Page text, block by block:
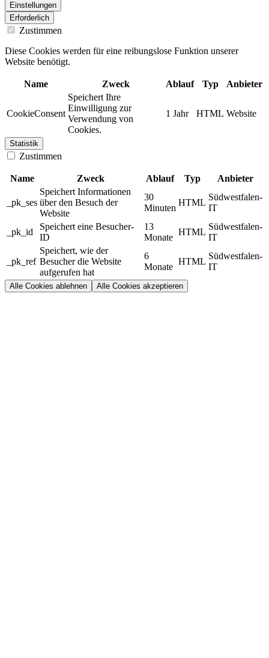
Einstellungen
Erforderlich
Zustimmen
Diese Cookies werden für eine reibungslose Funktion unserer
Website benötigt.
Name Zweck Ablauf Typ Anbieter
CookieConsent
Speichert Ihre
Einwilligung zur
Verwendung von
Cookies.
1 Jahr HTML Website
Statistik
Zustimmen
Name Zweck Ablauf Typ Anbieter
_pk_ses
Speichert Informationen
über den Besuch der
Website
30
Minuten
HTML
Südwestfalen-
IT
_pk_id
Speichert eine Besucher-
ID
13
Monate
HTML
Südwestfalen-
IT
_pk_ref
Speichert, wie der
Besucher die Website
aufgerufen hat
6
Monate
HTML
Südwestfalen-
IT
Alle Cookies ablehnen Alle Cookies akzeptieren